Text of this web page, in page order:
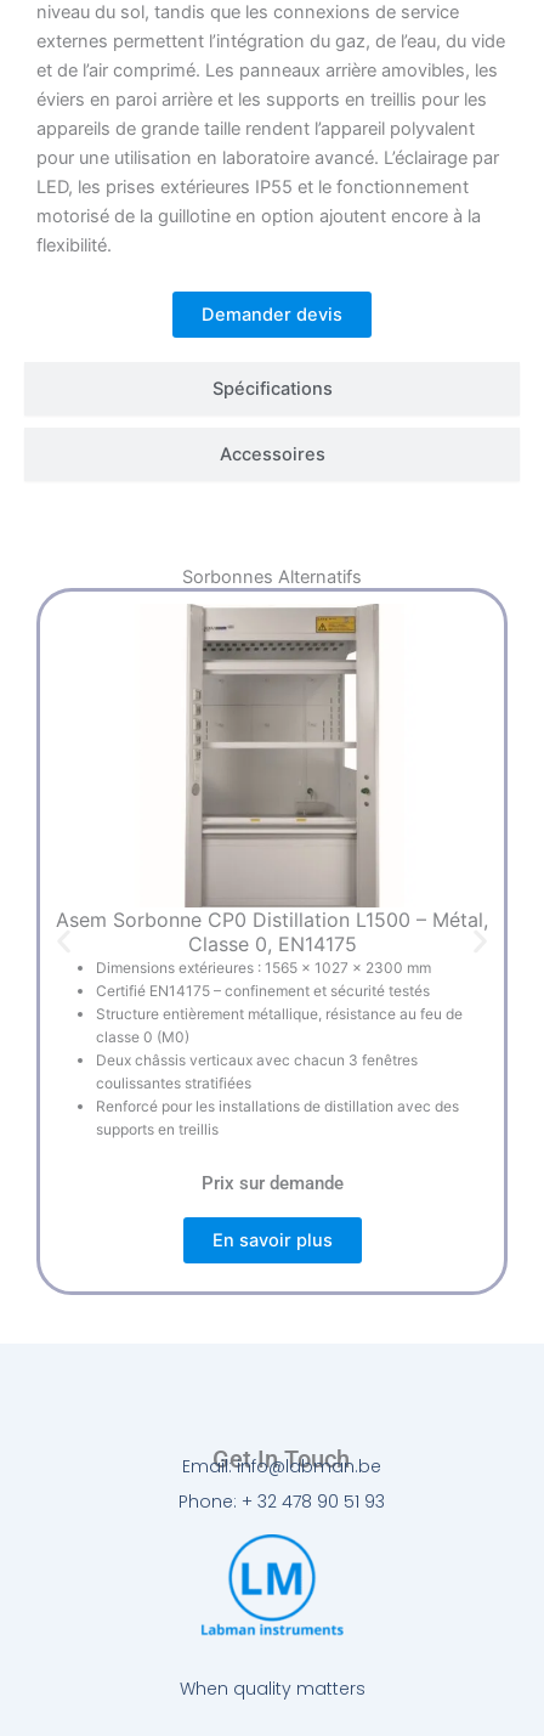
Spécifications
Accessoires
niveau du sol, tandis que les connexions de service
externes permettent l’intégration du gaz, de l’eau, du vide
et de l’air comprimé. Les panneaux arrière amovibles, les
éviers en paroi arrière et les supports en treillis pour les
appareils de grande taille rendent l’appareil polyvalent
pour une utilisation en laboratoire avancé. L’éclairage par
LED, les prises extérieures IP55 et le fonctionnement
motorisé de la guillotine en option ajoutent encore à la
flexibilité.
Demander devis
Sorbonnes Alternatifs
Asem Sorbonne CP0 Distillation L1500 – Métal,
Classe 0, EN14175
Dimensions extérieures : 1565 × 1027 × 2300 mm
Certifié EN14175 – confinement et sécurité testés
Structure entièrement métallique, résistance au feu de
classe 0 (M0)
Deux châssis verticaux avec chacun 3 fenêtres
coulissantes stratifiées
Renforcé pour les installations de distillation avec des
supports en treillis
Prix sur demande
En savoir plus
When quality matters
Get In Touch
Email: info@labman.be
Phone: + 32 478 90 51 93